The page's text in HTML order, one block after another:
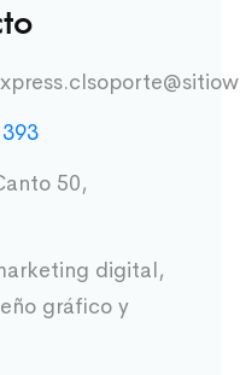
50,
digital,
gráfico y